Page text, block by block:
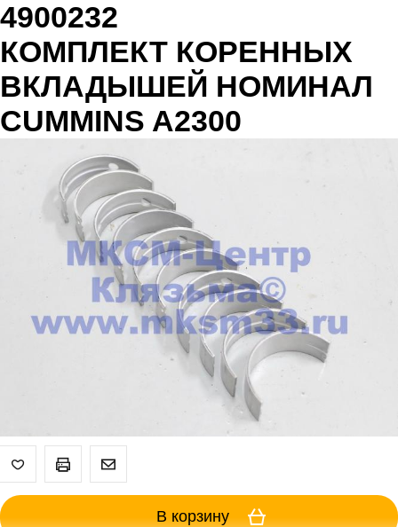
4900232
КОМПЛЕКТ КОРЕННЫХ
ВКЛАДЫШЕЙ НОМИНАЛ
CUMMINS A2300
В корзину